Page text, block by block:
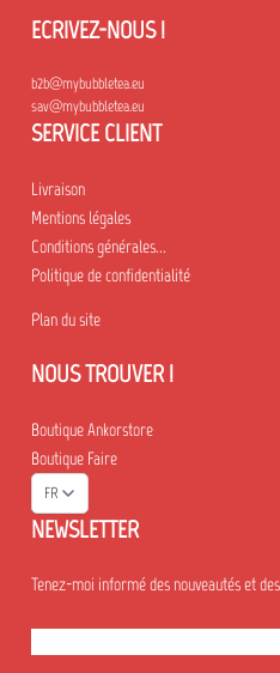
ECRIVEZ-NOUS !
b2b@mybubbletea.eu
sav@mybubbletea.eu
SERVICE CLIENT
Livraison
Mentions légales
Conditions générales...
Politique de confidentialité
Plan du site
NOUS TROUVER !
Boutique Ankorstore
Boutique Faire
FR
NEWSLETTER
Tenez-moi informé des nouveautés et